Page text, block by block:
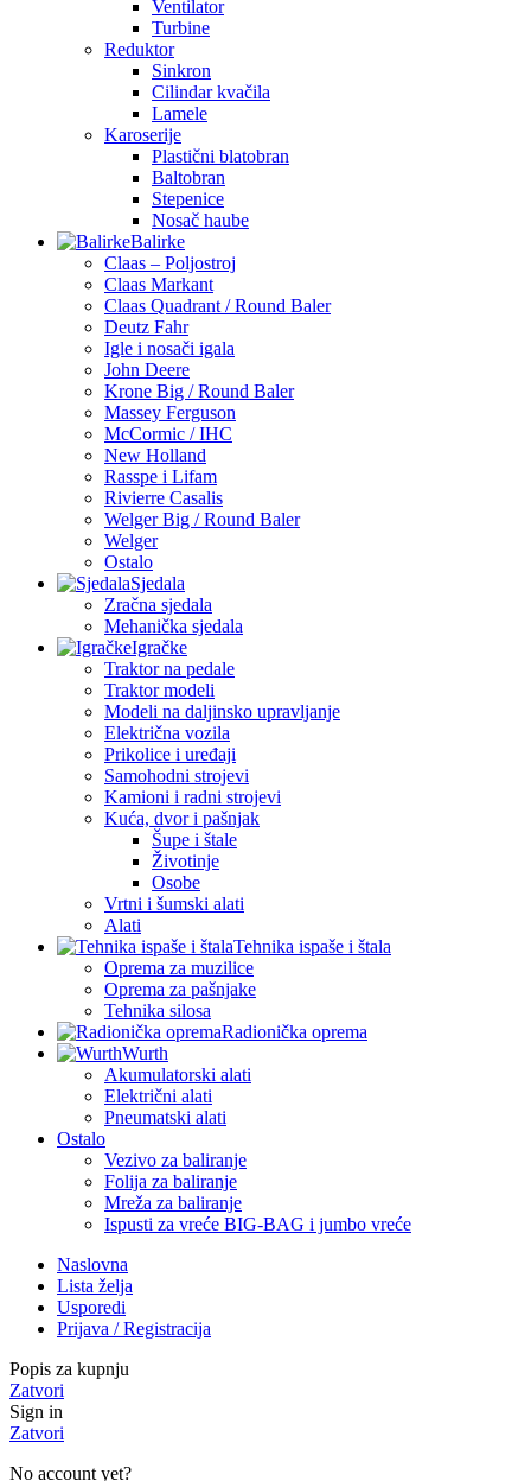
Ventilator
Turbine
Reduktor
Sinkron
Cilindar kvačila
Lamele
Karoserije
Plastični blatobran
Baltobran
Stepenice
Nosač haube
Balirke
Claas – Poljostroj
Claas Markant
Claas Quadrant / Round Baler
Deutz Fahr
Igle i nosači igala
John Deere
Krone Big / Round Baler
Massey Ferguson
McCormic / IHC
New Holland
Rasspe i Lifam
Rivierre Casalis
Welger Big / Round Baler
Welger
Ostalo
Sjedala
Zračna sjedala
Mehanička sjedala
Igračke
Traktor na pedale
Traktor modeli
Modeli na daljinsko upravljanje
Električna vozila
Prikolice i uređaji
Samohodni strojevi
Kamioni i radni strojevi
Kuća, dvor i pašnjak
Šupe i štale
Životinje
Osobe
Vrtni i šumski alati
Alati
Tehnika ispaše i štala
Oprema za muzilice
Oprema za pašnjake
Tehnika silosa
Radionička oprema
Wurth
Akumulatorski alati
Električni alati
Pneumatski alati
Ostalo
Vezivo za baliranje
Folija za baliranje
Mreža za baliranje
Ispusti za vreće BIG-BAG i jumbo vreće
Naslovna
Lista želja
Usporedi
Prijava / Registracija
Popis za kupnju
Zatvori
Sign in
Zatvori
No account yet?